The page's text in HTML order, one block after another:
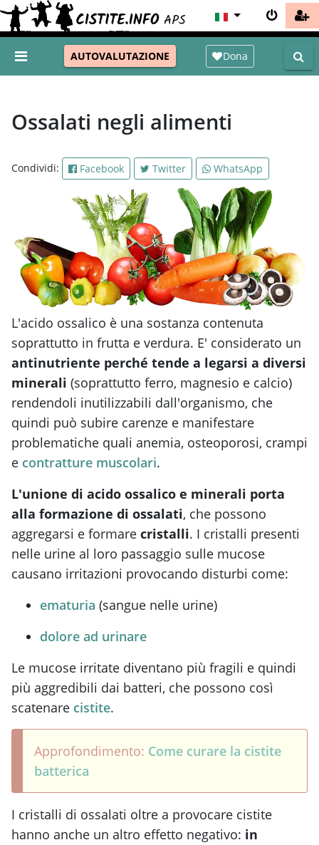
AUTOVALUTAZIONE Dona
Ossalati negli alimenti
Condividi: Facebook Twitter WhatsApp
L'acido ossalico è una sostanza contenuta
soprattutto in frutta e verdura. E' considerato un
antinutriente perché tende a legarsi a diversi
minerali (soprattutto ferro, magnesio e calcio)
rendendoli inutilizzabili dall'organismo, che
quindi può subire carenze e manifestare
problematiche quali anemia, osteoporosi, crampi
e contratture muscolari.
L'unione di acido ossalico e minerali porta
alla formazione di ossalati, che possono
aggregarsi e formare cristalli. I cristalli presenti
nelle urine al loro passaggio sulle mucose
causano irritazioni provocando disturbi come:
ematuria (sangue nelle urine)
dolore ad urinare
Le mucose irritate diventano più fragili e quindi
più aggredibili dai batteri, che possono così
scatenare cistite.
Approfondimento: Come curare la cistite
batterica
I cristalli di ossalati oltre a provocare cistite
hanno anche un altro effetto negativo: in